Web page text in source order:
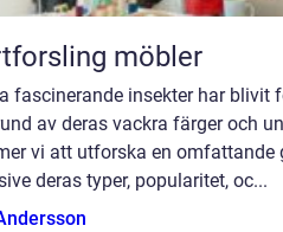
möbler
fascinerande insekter har blivit
av deras vackra färger och
vi att utforska en omfattande
deras typer, popularitet, oc...